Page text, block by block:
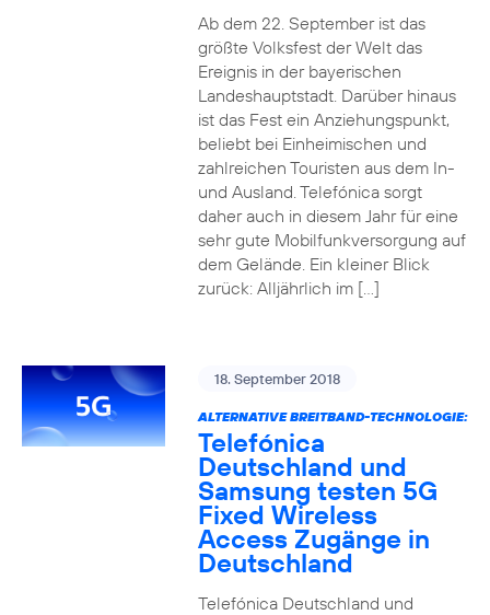
Ab dem 22. September ist das
größte Volksfest der Welt das
Ereignis in der bayerischen
Landeshauptstadt. Darüber hinaus
ist das Fest ein Anziehungspunkt,
beliebt bei Einheimischen und
zahlreichen Touristen aus dem In-
und Ausland. Telefónica sorgt
daher auch in diesem Jahr für eine
sehr gute Mobilfunkversorgung auf
dem Gelände. Ein kleiner Blick
zurück: Alljährlich im […]
18. September 2018
ALTERNATIVE BREITBAND-TECHNOLOGIE:
Telefónica
Deutschland und
Samsung testen 5G
Fixed Wireless
Access Zugänge in
Deutschland
Telefónica Deutschland und